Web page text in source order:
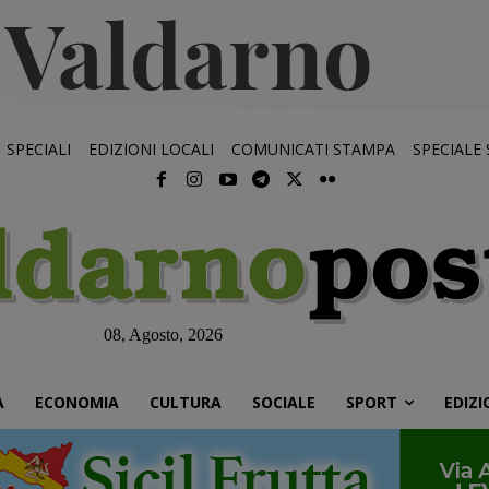
SPECIALI EDIZIONI LOCALI COMUNICATI STAMPA SPECIALE
08, Agosto, 2026
ECONOMIA CULTURA SOCIALE SPORT